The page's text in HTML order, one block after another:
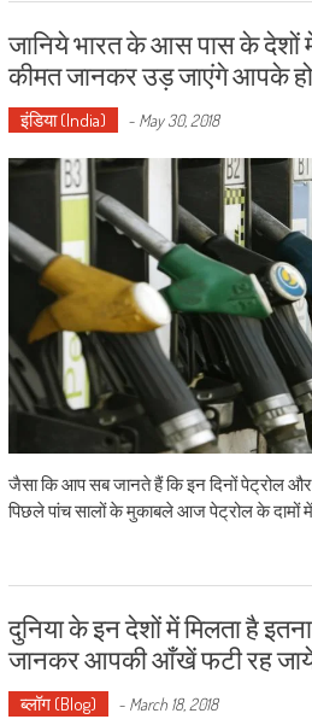
जानिये भारत के आस पास के देशों
कीमत जानकर उड़ जाएंगे आपके
इंडिया (India) - May 30, 2018
जैसा कि आप सब जानते हैं कि इन दिनों पेट्रोल
पिछले पांच सालों के मुकाबले आज पेट्रोल के दामों
दुनिया के इन देशों में मिलता है
जानकर आपकी आँखें फटी रह
ब्लॉग (Blog) - March 18, 2018